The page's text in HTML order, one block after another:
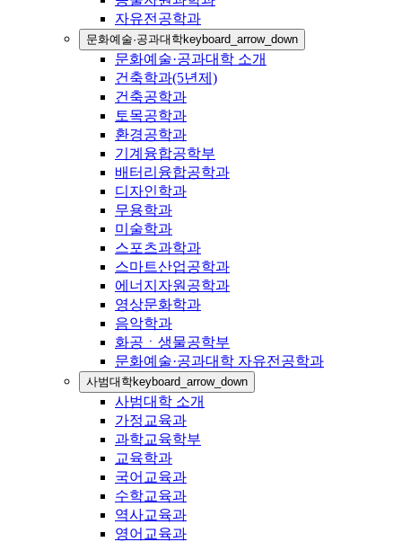
자유전공학과
문화예술·공과대학keyboard_arrow_down
문화예술·공과대학 소개
건축학과(5년제)
건축공학과
토목공학과
환경공학과
기계융합공학부
배터리융합공학과
디자인학과
무용학과
미술학과
스포츠과학과
스마트산업공학과
에너지자원공학과
영상문화학과
음악학과
화공ㆍ생물공학부
문화예술·공과대학 자유전공학과
사범대학keyboard_arrow_down
사범대학 소개
가정교육과
과학교육학부
교육학과
국어교육과
수학교육과
역사교육과
영어교육과